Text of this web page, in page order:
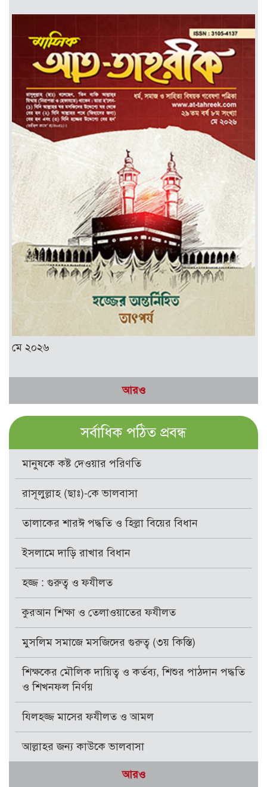
মে ২০২৬
আরও
সর্বাধিক পঠিত প্রবন্ধ
মানুষকে কষ্ট দেওয়ার পরিণতি
রাসূলুল্লাহ (ছাঃ)-কে ভালবাসা
তালাকের শারঈ পদ্ধতি ও হিল্লা বিয়ের বিধান
ইসলামে দাড়ি রাখার বিধান
হজ্জ : গুরুত্ব ও ফযীলত
কুরআন শিক্ষা ও তেলাওয়াতের ফযীলত
মুসলিম সমাজে মসজিদের গুরুত্ব (৩য় কিস্তি)
শিক্ষকের মৌলিক দায়িত্ব ও কর্তব্য, শিশুর পাঠদান পদ্ধতি
ও শিখনফল নির্ণয়
যিলহজ্জ মাসের ফযীলত ও আমল
আল্লাহর জন্য কাউকে ভালবাসা
আরও